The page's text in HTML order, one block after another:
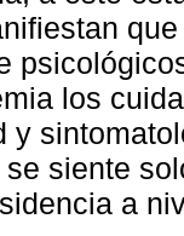
los
y
siente
a